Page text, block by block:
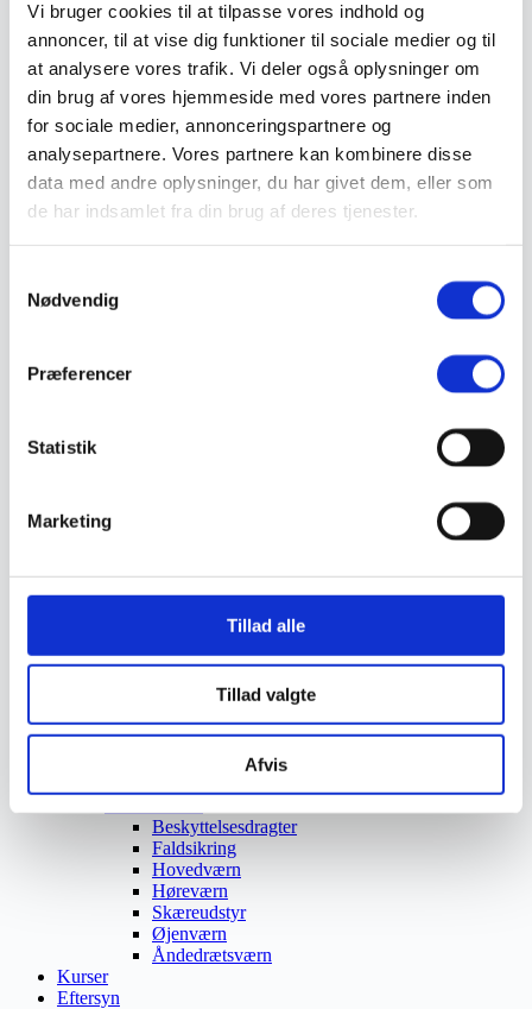
Vi bruger cookies til at tilpasse vores indhold og
annoncer, til at vise dig funktioner til sociale medier og til
at analysere vores trafik. Vi deler også oplysninger om
din brug af vores hjemmeside med vores partnere inden
for sociale medier, annonceringspartnere og
analysepartnere. Vores partnere kan kombinere disse
data med andre oplysninger, du har givet dem, eller som
de har indsamlet fra din brug af deres tjenester.
Nødvendig
Præferencer
Statistik
Marketing
Tillad alle
Tillad valgte
Afvis
Valg af sikkerhedssko
Skadedyrsbekæmpelse
Skilte
Advarselsskilte
Brandskilte
Forbudsskilte
Henvisningsskilte
Hunde
Klistermærke / Markat
Piktogrammer
Vedligeholdelsesprodukter
Affaldsudstyr
Beskæresaks
Opsamlere
Save
Beskyttelsesdragter
Faldsikring
Hovedværn
Høreværn
Skæreudstyr
Øjenværn
Åndedrætsværn
Kurser
Eftersyn